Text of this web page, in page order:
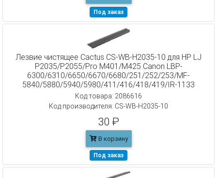
Под заказ
Лезвие чистящее Cactus CS-WB-H2035-10 для HP LJ
P2035/P2055/Pro M401/M425 Canon LBP-
6300/6310/6650/6670/6680/251/252/253/MF-
5840/5880/5940/5980/411/416/418/419/IR-1133
Код товара: 2086616
Код производителя: CS-WB-H2035-10
30 ₽
В корзину
Под заказ